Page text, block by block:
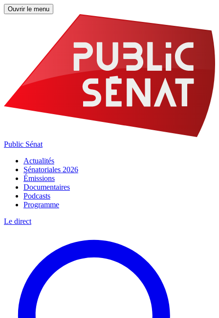
Ouvrir le menu
Public Sénat
Actualités
Sénatoriales 2026
Émissions
Documentaires
Podcasts
Programme
Le direct